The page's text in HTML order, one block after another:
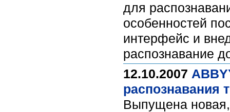
для
особенностей
интерфейс и
распознавание
12.10.2007
распознавания
Выпущена